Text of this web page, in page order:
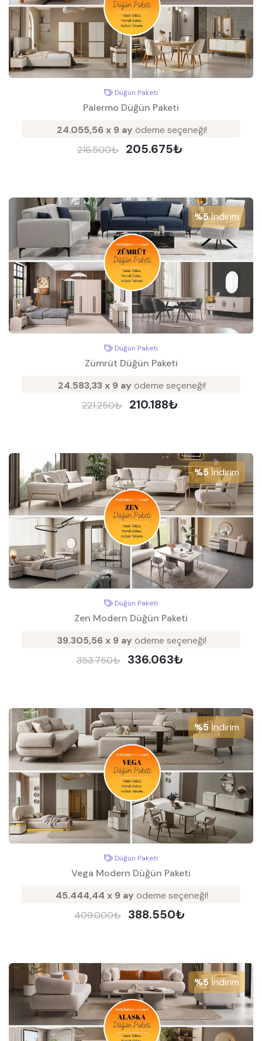
Düğün Paketi
Palermo Düğün Paketi
24.055,56 x 9 ay ödeme seçeneği!
216.500₺
205.675₺
%5İndirim
Düğün Paketi
Zümrüt Düğün Paketi
24.583,33 x 9 ay ödeme seçeneği!
221.250₺
210.188₺
%5 İndirim
Düğün Paketi
Zen Modern Düğün Paketi
39.305,56 x 9 ay ödeme seçeneği!
353.750₺
336.063₺
%5 İndirim
Düğün Paketi
Vega Modern Düğün Paketi
45.444,44 x 9 ay ödeme seçeneği!
409.000₺
388.550₺
%5İndirim